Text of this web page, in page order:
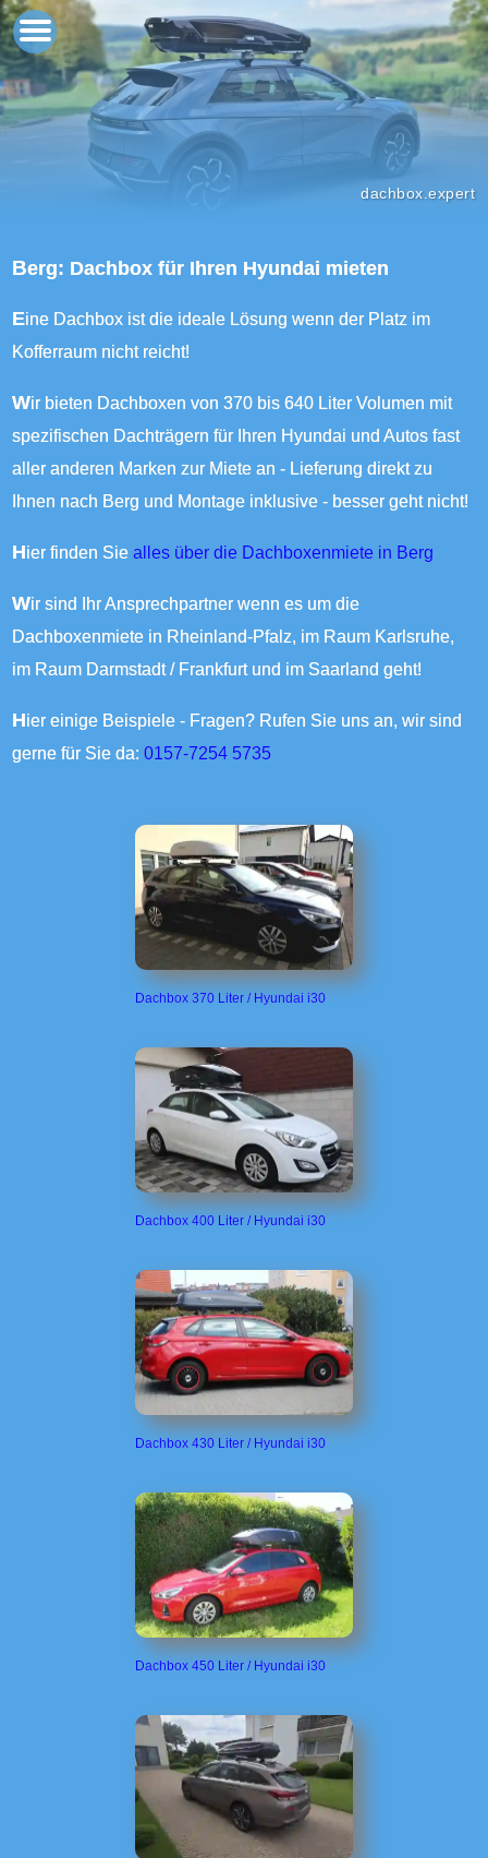
dachbox.expert
Berg: Dachbox für Ihren Hyundai mieten
Eine Dachbox ist die ideale Lösung wenn der Platz im
Kofferraum nicht reicht!
Wir bieten Dachboxen von 370 bis 640 Liter Volumen mit
spezifischen Dachträgern für Ihren Hyundai und Autos fast
aller anderen Marken zur Miete an - Lieferung direkt zu
Ihnen nach Berg und Montage inklusive - besser geht nicht!
Hier finden Siealles über die Dachboxenmiete in Berg
Wir sind Ihr Ansprechpartner wenn es um die
Dachboxenmiete in Rheinland-Pfalz, im Raum Karlsruhe,
im Raum Darmstadt / Frankfurt und im Saarland geht!
Hier einige Beispiele - Fragen? Rufen Sie uns an, wir sind
gerne für Sie da:0157-7254 5735
Dachbox 370 Liter / Hyundai i30
Dachbox 400 Liter / Hyundai i30
Dachbox 430 Liter / Hyundai i30
Dachbox 450 Liter / Hyundai i30